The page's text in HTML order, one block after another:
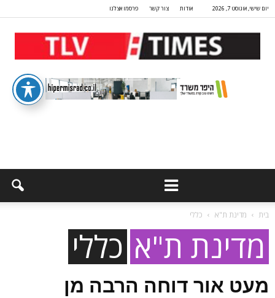
יום שישי, אוגוסט 7, 2026 אודות צור קשר פרסמו אצלנו
בית מדינת ת"א כללי
מדינת ת"א כללי
מעט אור דוחה הרבה מן